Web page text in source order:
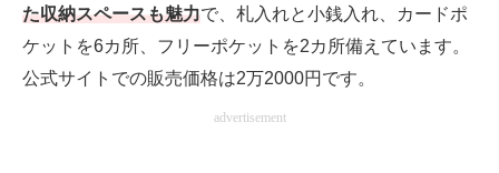
た収納スペースも魅力で、札入れと小銭入れ、カードポ
ケットを6カ所、フリーポケットを2カ所備えています。
公式サイトでの販売価格は2万2000円です。
advertisement